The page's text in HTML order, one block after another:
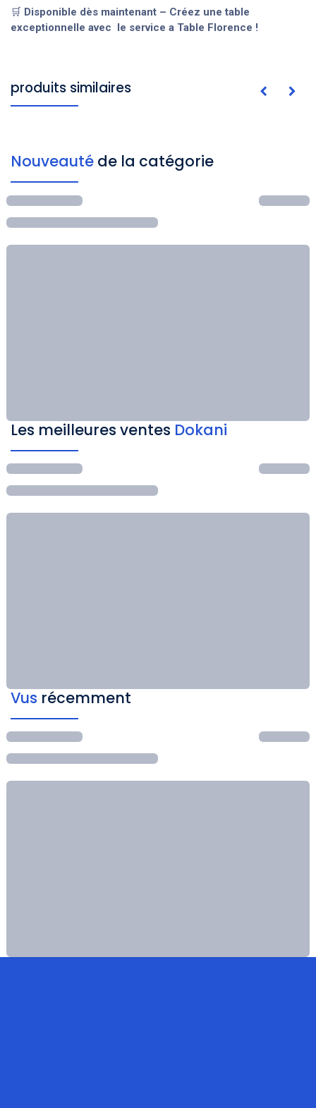
🛒 Disponible dès maintenant – Créez une table
exceptionnelle avec le service a Table Florence !
produits similaires
Nouveauté de la catégorie
Les meilleures ventes Dokani
Vus récemment